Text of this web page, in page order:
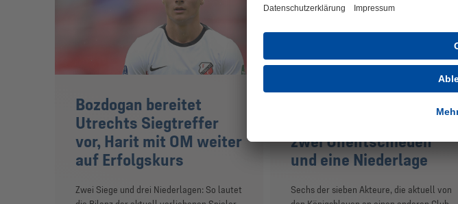
Bozdogan bereitet
Utrechts Siegtreffer
vor, Harit mit OM weiter
auf Erfolgskurs
Zwei Siege und drei Niederlagen: So lautet
Wochenende der S04-
zwei Unentschieden
und eine Niederlage
Sechs der sieben Akteure, die aktuell von